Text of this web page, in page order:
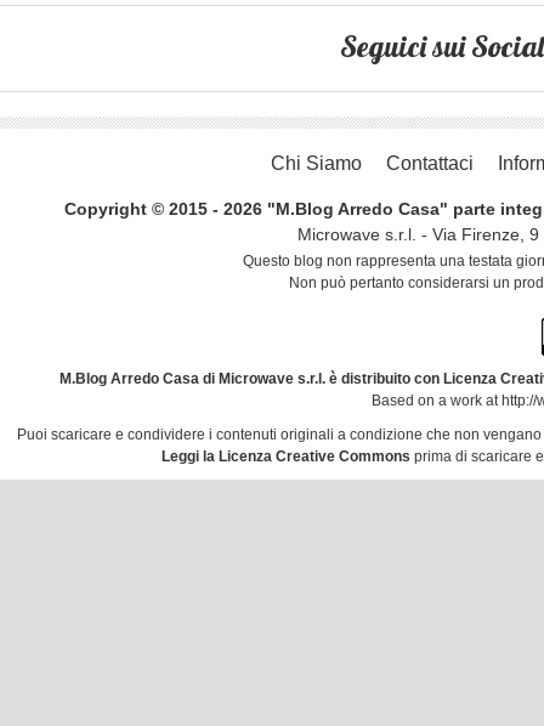
Seguici sui Social
Chi Siamo Contattaci
Copyright © 2015 - 2026 "M.Blog Arredo Casa" parte
Microwave s.r.l. - Via Firenze,
Questo blog non rappresenta una testata
Non può pertanto considerarsi un
M.Blog Arredo Casa di Microwave s.r.l. è distribuito con Licenza
Based on a work at http://
Puoi scaricare e condividere i contenuti originali a condizione che non
Leggi la Licenza Creative Commons prima di scaricare